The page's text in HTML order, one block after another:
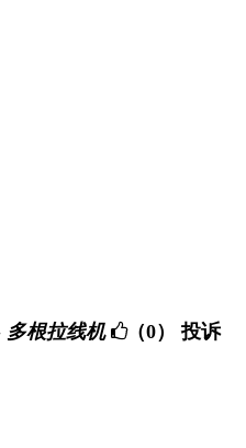
多根拉线机 （0） 投诉